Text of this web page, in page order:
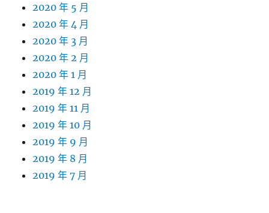
2020 年 5 月
2020 年 4 月
2020 年 3 月
2020 年 2 月
2020 年 1 月
2019 年 12 月
2019 年 11 月
2019 年 10 月
2019 年 9 月
2019 年 8 月
2019 年 7 月